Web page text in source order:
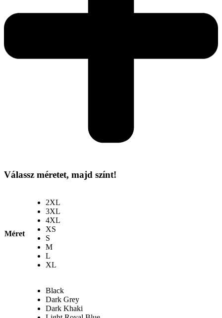
Válassz méretet, majd színt!
Méret
2XL
3XL
4XL
XS
S
M
L
XL
Black
Dark Grey
Dark Khaki